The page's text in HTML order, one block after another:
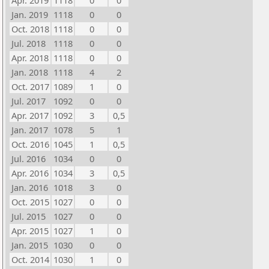
Jan. 2019 1118 0
0
Oct. 2018 1118 0
0
Jul. 2018
1118 0
0
Apr. 2018 1118 0
0
Jan. 2018 1118 4
2
Oct. 2017 1089 1
0
Jul. 2017
1092 0
0
Apr. 2017 1092 3
0,5
Jan. 2017 1078 5
1
Oct. 2016 1045 1
0,5
Jul. 2016
1034 0
0
Apr. 2016 1034 3
0,5
Jan. 2016 1018 3
0
Oct. 2015 1027 0
0
Jul. 2015
1027 0
0
Apr. 2015 1027 1
0
Jan. 2015 1030 0
0
Oct. 2014 1030 1
0